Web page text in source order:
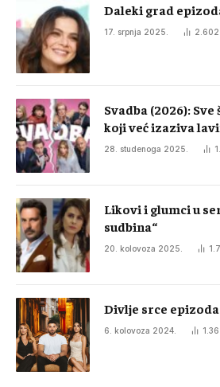
Daleki grad
17. srpnja 2025. 2.602
Svadba (2026):
koji već izaziva
28. studenoga 2025.
Likovi i glumci u
sudbina“
20. kolovoza 2025.
Divlje srce epizoda
6. kolovoza 2024.